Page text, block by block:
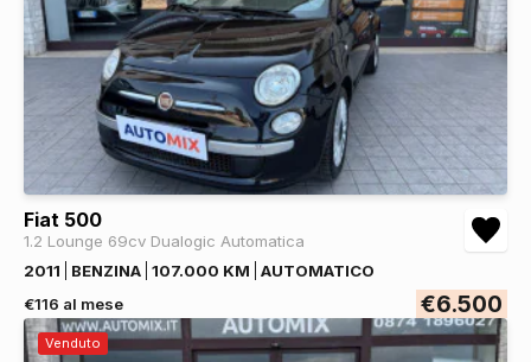
Fiat 500
1.2 Lounge 69cv Dualogic Automatica
2011
BENZINA 107.000 KM
AUTOMATICO
€116 al mese
€6.500
Venduto